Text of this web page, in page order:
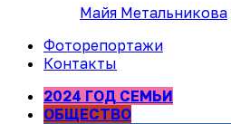
Майя Метальникова
Фоторепортажи
Контакты
2024 ГОД СЕМЬИ
ОБЩЕСТВО